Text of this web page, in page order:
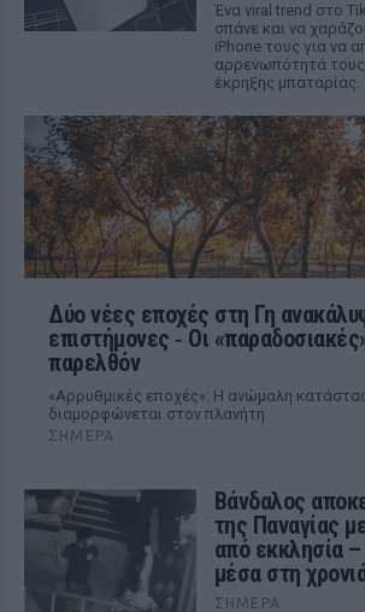
Ένα viral trend στο
σπάνε και να
iPhone τους για να
αρρενωπότητά τους
έκρηξης μπαταρίας.
Δύο νέες εποχές στη Γη
επιστήμονες ‑ Oι
παρελθόν
«Αρρυθμικές εποχές»: Η ανώμαλη
διαμορφώνεται στον πλανήτη
ΣΉΜΕΡΑ
Βάνδαλος
της Παναγίας
από εκκλησία
μέσα στη
ΣΉΜΕΡΑ